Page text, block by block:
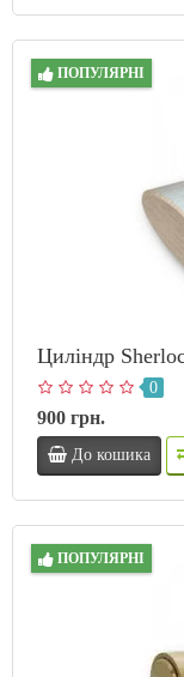
ПОПУЛЯРНІ
Циліндр
0
900 грн.
До кошика
ПОПУЛЯРНІ